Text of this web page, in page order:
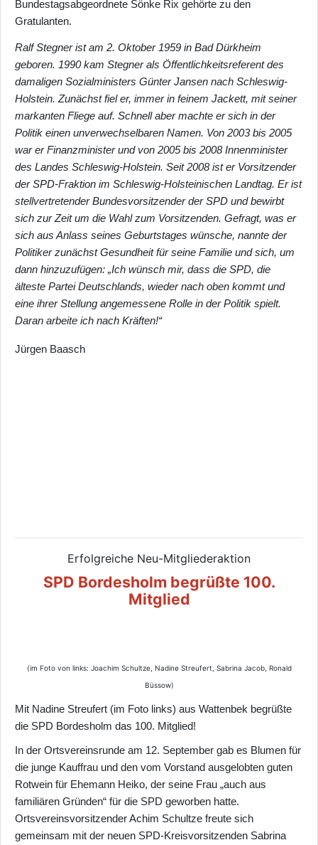
Bundestagsabgeordnete Sönke Rix gehörte zu den
Gratulanten.
Ralf Stegner ist am 2. Oktober 1959 in Bad Dürkheim
geboren. 1990 kam Stegner als Öffentlichkeitsreferent des
damaligen Sozialministers Günter Jansen nach Schleswig-
Holstein. Zunächst fiel er, immer in feinem Jackett, mit seiner
markanten Fliege auf. Schnell aber machte er sich in der
Politik einen unverwechselbaren Namen. Von 2003 bis 2005
war er Finanzminister und von 2005 bis 2008 Innenminister
des Landes Schleswig-Holstein. Seit 2008 ist er Vorsitzender
der SPD-Fraktion im Schleswig-Holsteinischen Landtag. Er ist
stellvertretender Bundesvorsitzender der SPD und bewirbt
sich zur Zeit um die Wahl zum Vorsitzenden. Gefragt, was er
sich aus Anlass seines Geburtstages wünsche, nannte der
Politiker zunächst Gesundheit für seine Familie und sich, um
dann hinzuzufügen: „Ich wünsch mir, dass die SPD, die
älteste Partei Deutschlands, wieder nach oben kommt und
eine ihrer Stellung angemessene Rolle in der Politik spielt.
Daran arbeite ich nach Kräften!“
Jürgen Baasch
Erfolgreiche Neu-Mitgliederaktion
SPD Bordesholm begrüßte 100.
Mitglied
(im Foto von links: Joachim Schultze, Nadine Streufert, Sabrina Jacob, Ronald
Büssow)
Mit Nadine Streufert (im Foto links) aus Wattenbek begrüßte
die SPD Bordesholm das 100. Mitglied!
In der Ortsvereinsrunde am 12. September gab es Blumen für
die junge Kauffrau und den vom Vorstand ausgelobten guten
Rotwein für Ehemann Heiko, der seine Frau „auch aus
familiären Gründen“ für die SPD geworben hatte.
Ortsvereinsvorsitzender Achim Schultze freute sich
gemeinsam mit der neuen SPD-Kreisvorsitzenden Sabrina